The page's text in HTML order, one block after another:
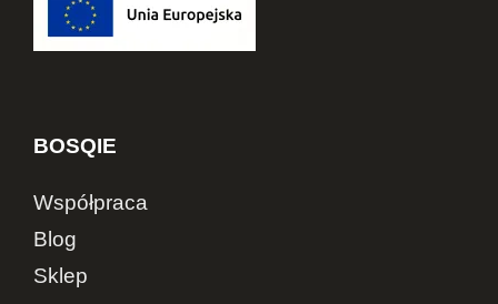
BOSQIE
Współpraca
Blog
Sklep